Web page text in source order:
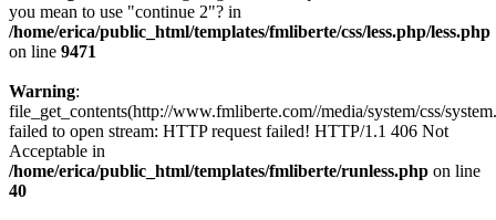
you mean to use "continue 2"? in
/home/erica/public_html/templates/fmliberte/css/less.php/less.php
on line 9471
Warning:
file_get_contents(http://www.fmliberte.com//media/system/css/
failed to open stream: HTTP request failed! HTTP/1.1 406 Not
Acceptable in
/home/erica/public_html/templates/fmliberte/runless.php on line
40